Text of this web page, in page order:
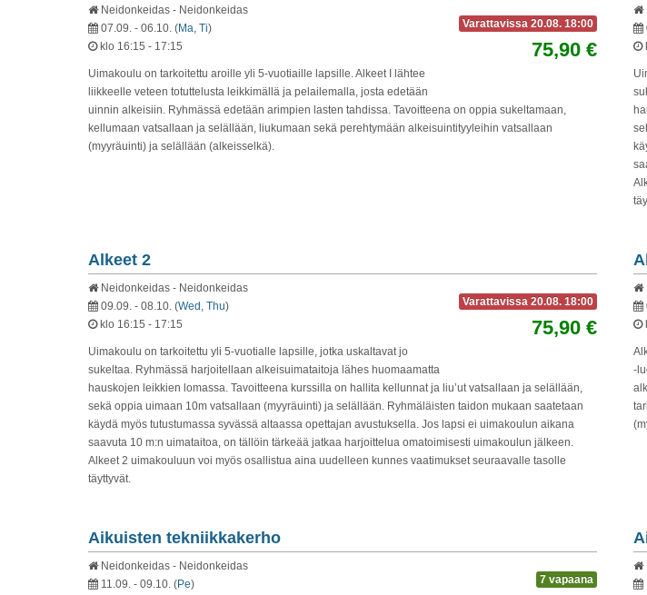
Neidonkeidas - Neidonkeidas
07.09. - 06.10. (Ma, Ti)
klo 16:15 - 17:15
Uimakoulu on tarkoitettu aroille yli 5-vuotiaille lapsille. Alkeet I lähtee
liikkeelle veteen totuttelusta leikkimällä ja pelailemalla, josta edetään
uinnin alkeisiin. Ryhmässä edetään arimpien lasten tahdissa. Tavoitteena on oppia sukeltamaan,
kellumaan vatsallaan ja selällään, liukumaan sekä perehtymään alkeisuintityyleihin vatsallaan
(myyräuinti) ja selällään (alkeisselkä).
Varattavissa 20.08. 18:00
75,90 €
Alkeet 2
Neidonkeidas - Neidonkeidas
09.09. - 08.10. (Wed, Thu)
klo 16:15 - 17:15
Uimakoulu on tarkoitettu yli 5-vuotialle lapsille, jotka uskaltavat jo
sukeltaa. Ryhmässä harjoitellaan alkeisuimataitoja lähes huomaamatta
hauskojen leikkien lomassa. Tavoitteena kurssilla on hallita kellunnat ja liu’ut vatsallaan ja selällään,
sekä oppia uimaan 10m vatsallaan (myyräuinti) ja selällään. Ryhmäläisten taidon mukaan saatetaan
käydä myös tutustumassa syvässä altaassa opettajan avustuksella. Jos lapsi ei uimakoulun aikana
saavuta 10 m:n uimataitoa, on tällöin tärkeää jatkaa harjoittelua omatoimisesti uimakoulun jälkeen.
Alkeet 2 uimakouluun voi myös osallistua aina uudelleen kunnes vaatimukset seuraavalle tasolle
täyttyvät.
Varattavissa 20.08. 18:00
75,90 €
-
Aikuisten tekniikkakerho
Neidonkeidas - Neidonkeidas
11.09. - 09.10. (Pe) 7 vapaana